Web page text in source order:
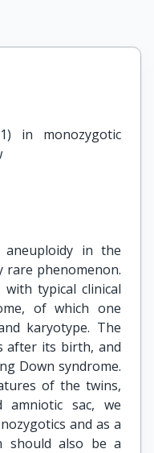
in monozygotic
in the
rare phenomenon.
typical clinical
of which one
karyotype. The
after its birth, and
Down syndrome.
of the twins,
amniotic sac, we
and as a
should also be a